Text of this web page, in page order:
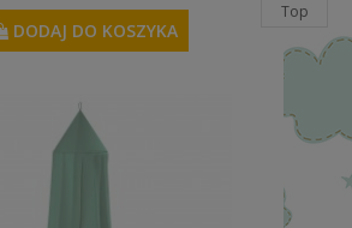
DODAJ DO KOSZYKA
Top